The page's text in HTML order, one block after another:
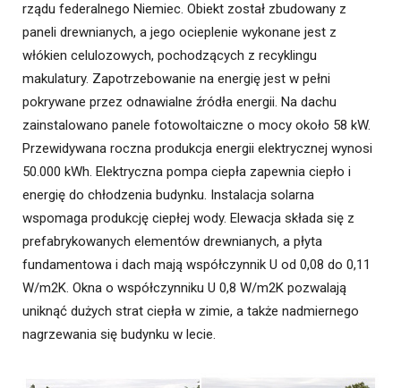
rządu federalnego Niemiec. Obiekt został zbudowany z
paneli drewnianych, a jego ocieplenie wykonane jest z
włókien celulozowych, pochodzących z recyklingu
makulatury. Zapotrzebowanie na energię jest w pełni
pokrywane przez odnawialne źródła energii. Na dachu
zainstalowano panele fotowoltaiczne o mocy około 58 kW.
Przewidywana roczna produkcja energii elektrycznej wynosi
50.000 kWh. Elektryczna pompa ciepła zapewnia ciepło i
energię do chłodzenia budynku. Instalacja solarna
wspomaga produkcję ciepłej wody. Elewacja składa się z
prefabrykowanych elementów drewnianych, a płyta
fundamentowa i dach mają współczynnik U od 0,08 do 0,11
W/m2K. Okna o współczynniku U 0,8 W/m2K pozwalają
uniknąć dużych strat ciepła w zimie, a także nadmiernego
nagrzewania się budynku w lecie.